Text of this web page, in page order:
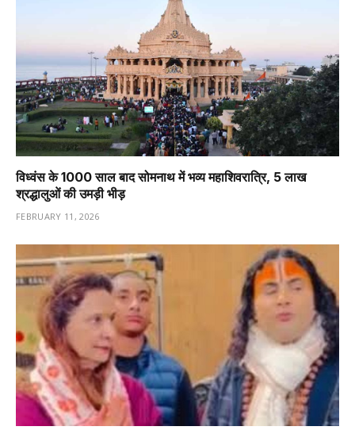
विध्वंस के 1000 साल बाद सोमनाथ में भव्य महाशिवरात्रि, 5 लाख
श्रद्धालुओं की उमड़ी भीड़
FEBRUARY 11, 2026